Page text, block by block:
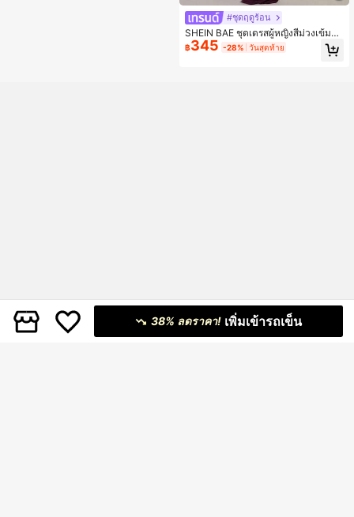
#ชุดฤดูร้อน
SHEIN BAE ชุดเดรสผู้หญิงสีม่วงเข้มแ
บบเปิดหลังและสายคล้องคอ สไตล์ 70s
ชุดเดรสยาวสำหรับงานปาร์ตี้ ฤดูร้อน ช
฿345 -28% วันสุดท้าย
38% ลดราคา! เพิ่มเข้ารถเข็น